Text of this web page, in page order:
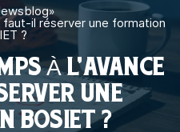
»
il réserver une formation
?
À L'AVANCE
UNE
BOSIET ?